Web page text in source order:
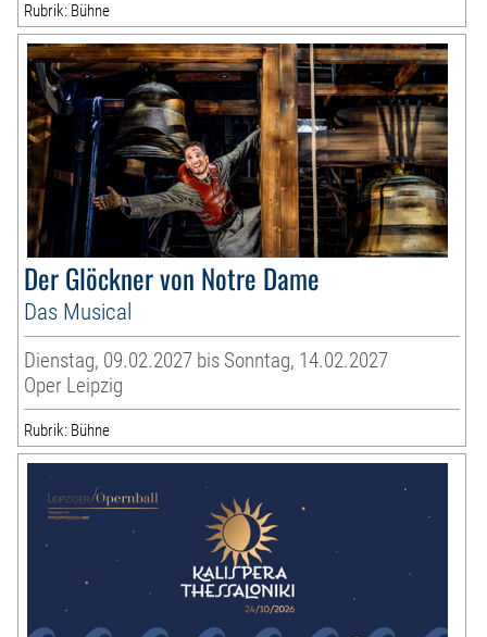
Rubrik: Bühne
Der Glöckner von Notre Dame
Das Musical
Dienstag, 09.02.2027 bis Sonntag, 14.02.2027
Oper Leipzig
Rubrik: Bühne